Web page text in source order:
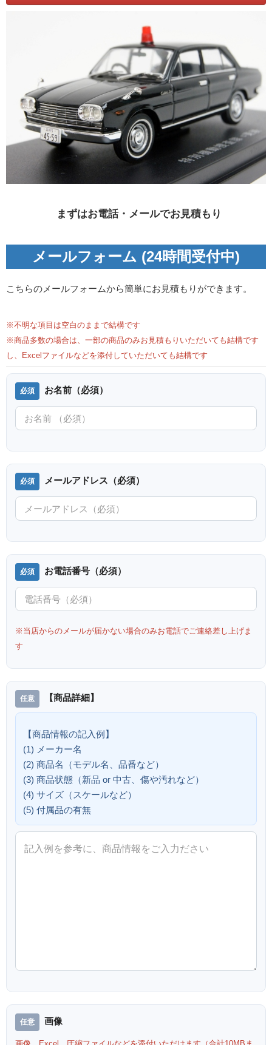
まずはお電話・メールでお見積もり
メールフォーム (24時間受付中)
こちらのメールフォームから簡単にお見積もりができます。
※不明な項目は空白のままで結構です
※商品多数の場合は、一部の商品のみお見積もりいただいても結構です
し、Excelファイルなどを添付していただいても結構です
お名前（必須）
メールアドレス（必須）
お電話番号（必須）
※当店からのメールが届かない場合のみお電話でご連絡差し上げま
す
【商品詳細】
【商品情報の記入例】
(1) メーカー名
(2) 商品名（モデル名、品番など）
(3) 商品状態（新品 or 中古、傷や汚れなど）
(4) サイズ（スケールなど）
(5) 付属品の有無
画像